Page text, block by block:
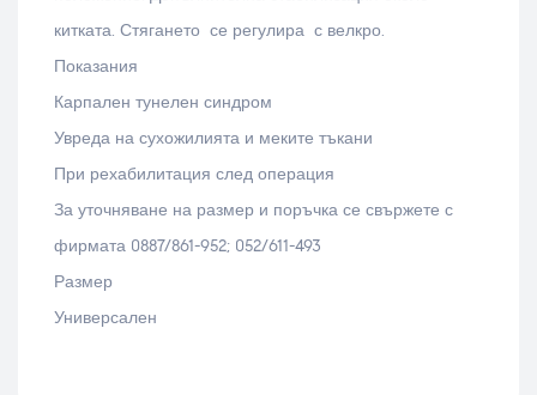
китката. Стягането се регулира с велкро.
Показания
Карпален тунелен синдром
Увреда на сухожилията и меките тъкани
При рехабилитация след операция
За уточняване на размер и поръчка се свържете с
фирмата 0887/861-952; 052/611-493
Размер
Универсален